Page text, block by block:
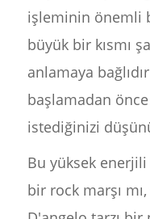
işleminin önemli
büyük bir kısmı
anlamaya
başlamadan
istediğinizi
Bu yüksek enerjili
bir rock marşı